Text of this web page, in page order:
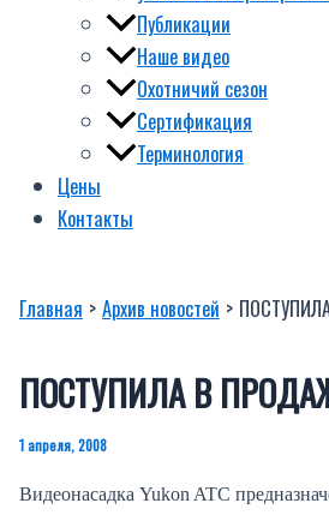
Публикации
Наше видео
Охотничий сезон
Сертификация
Терминология
Цены
Контакты
Главная Архив новостей
ПОСТУПИЛА В
1 апреля, 2008
Видеонасадка Yukon ATC